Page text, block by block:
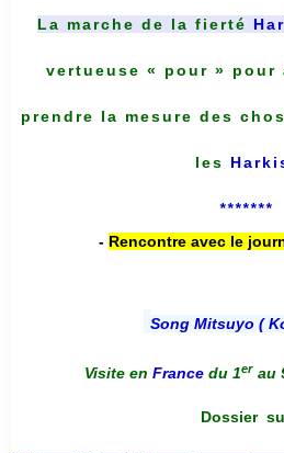
La marche de la fierté
vertueuse « pour » pour
prendre la mesure des
les
*******
- Rencontre avec le
Song Mitsuyo (
Visite en France du 1er au
Dossier